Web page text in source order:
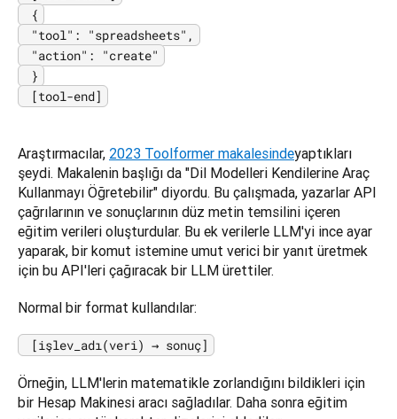
[tool-end]
Araştırmacılar, 2023 Toolformer makalesindeyaptıkları
şeydi. Makalenin başlığı da "Dil Modelleri Kendilerine Araç
Kullanmayı Öğretebilir" diyordu. Bu çalışmada, yazarlar API
çağrılarının ve sonuçlarının düz metin temsilini içeren
eğitim verileri oluşturdular. Bu ek verilerle LLM'yi ince ayar
yaparak, bir komut istemine umut verici bir yanıt üretmek
için bu API'leri çağıracak bir LLM ürettiler.
Normal bir format kullandılar:
[işlev_adı(veri) → sonuç]
Örneğin, LLM'lerin matematikle zorlandığını bildikleri için
bir Hesap Makinesi aracı sağladılar. Daha sonra eğitim